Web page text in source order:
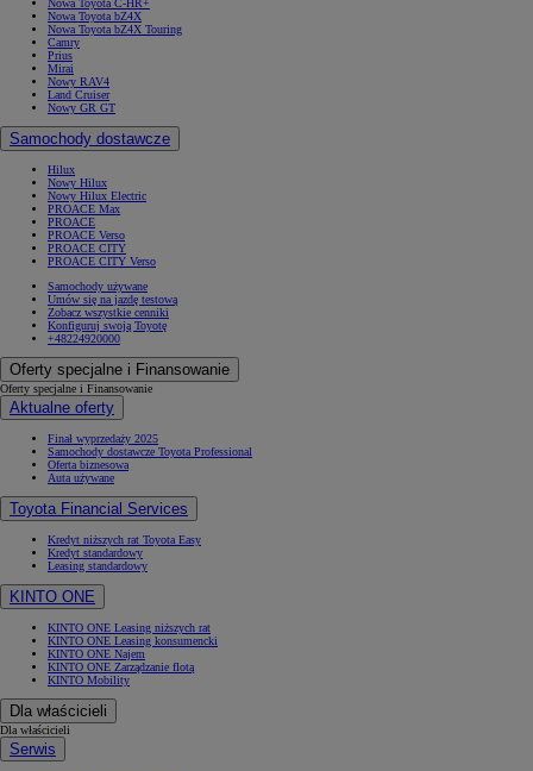
Nowa Toyota bZ4X
Nowa Toyota bZ4X Touring
Camry
Prius
Mirai
Nowy RAV4
Land Cruiser
Nowy GR GT
Samochody dostawcze
Hilux
Nowy Hilux
Nowy Hilux Electric
PROACE Max
PROACE
PROACE Verso
PROACE CITY
PROACE CITY Verso
Samochody używane
Umów się na jazdę testową
Zobacz wszystkie cenniki
Konfiguruj swoją Toyotę
+48224920000
Oferty specjalne i Finansowanie
Oferty specjalne i Finansowanie
Aktualne oferty
Finał wyprzedaży 2025
Samochody dostawcze Toyota Professional
Oferta biznesowa
Auta używane
Toyota Financial Services
Kredyt niższych rat Toyota Easy
Kredyt standardowy
Leasing standardowy
KINTO ONE
KINTO ONE Leasing niższych rat
KINTO ONE Leasing konsumencki
KINTO ONE Najem
KINTO ONE Zarządzanie flotą
KINTO Mobility
Dla właścicieli
Dla właścicieli
Serwis